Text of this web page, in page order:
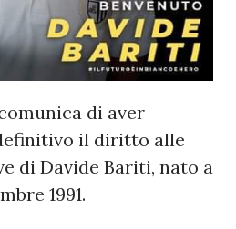
di aver
il diritto alle
di Davide Bariti, nato a
1991.